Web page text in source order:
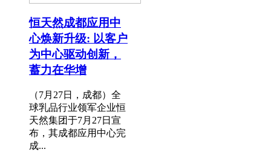
恒天然成都应用中
心焕新升级: 以客户
为中心驱动创新，
蓄力在华增
（7月27日，成都）全
球乳品行业领军企业恒
天然集团于7月27日宣
布，其成都应用中心完
成...